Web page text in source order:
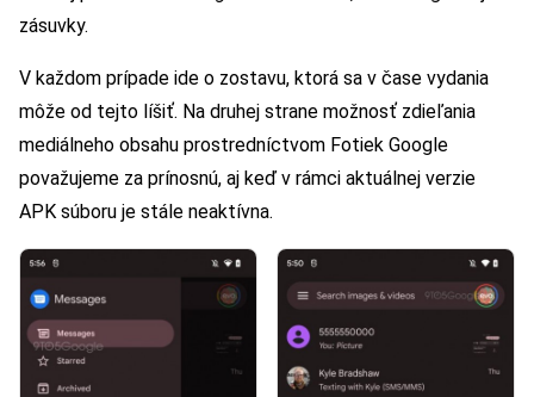
zásuvky.
V každom prípade ide o zostavu, ktorá sa v čase vydania
môže od tejto líšiť. Na druhej strane možnosť zdieľania
mediálneho obsahu prostredníctvom Fotiek Google
považujeme za prínosnú, aj keď v rámci aktuálnej verzie
APK súboru je stále neaktívna.